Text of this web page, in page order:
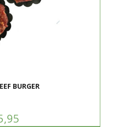
BURGER